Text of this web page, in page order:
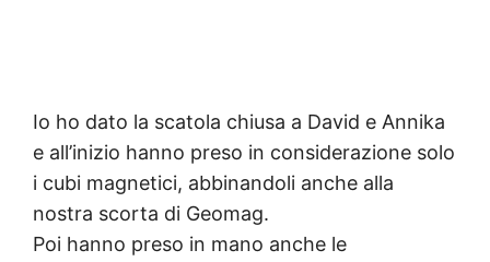
Io ho dato la scatola chiusa a David e Annika
e all’inizio hanno preso in considerazione solo
i cubi magnetici, abbinandoli anche alla
nostra scorta di Geomag.
Poi hanno preso in mano anche le